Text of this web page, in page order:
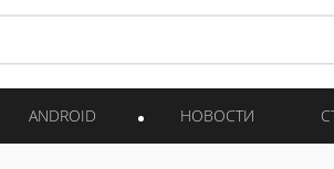
ANDROID НОВОСТИ